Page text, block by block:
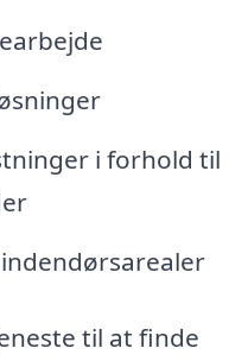
i forhold til
til at finde